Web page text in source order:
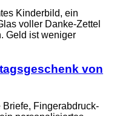
Kinderbild, ein
voller Danke-Zettel
Geld ist weniger
von
Fingerabdruck-